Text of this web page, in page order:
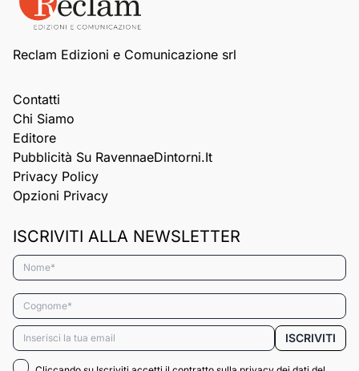
Reclam Edizioni e Comunicazione srl
Contatti
Chi Siamo
Editore
Pubblicità Su RavennaeDintorni.it
Privacy Policy
Opzioni Privacy
ISCRIVITI ALLA NEWSLETTER
Nome*
Cognome*
Email* ISCRIVITI